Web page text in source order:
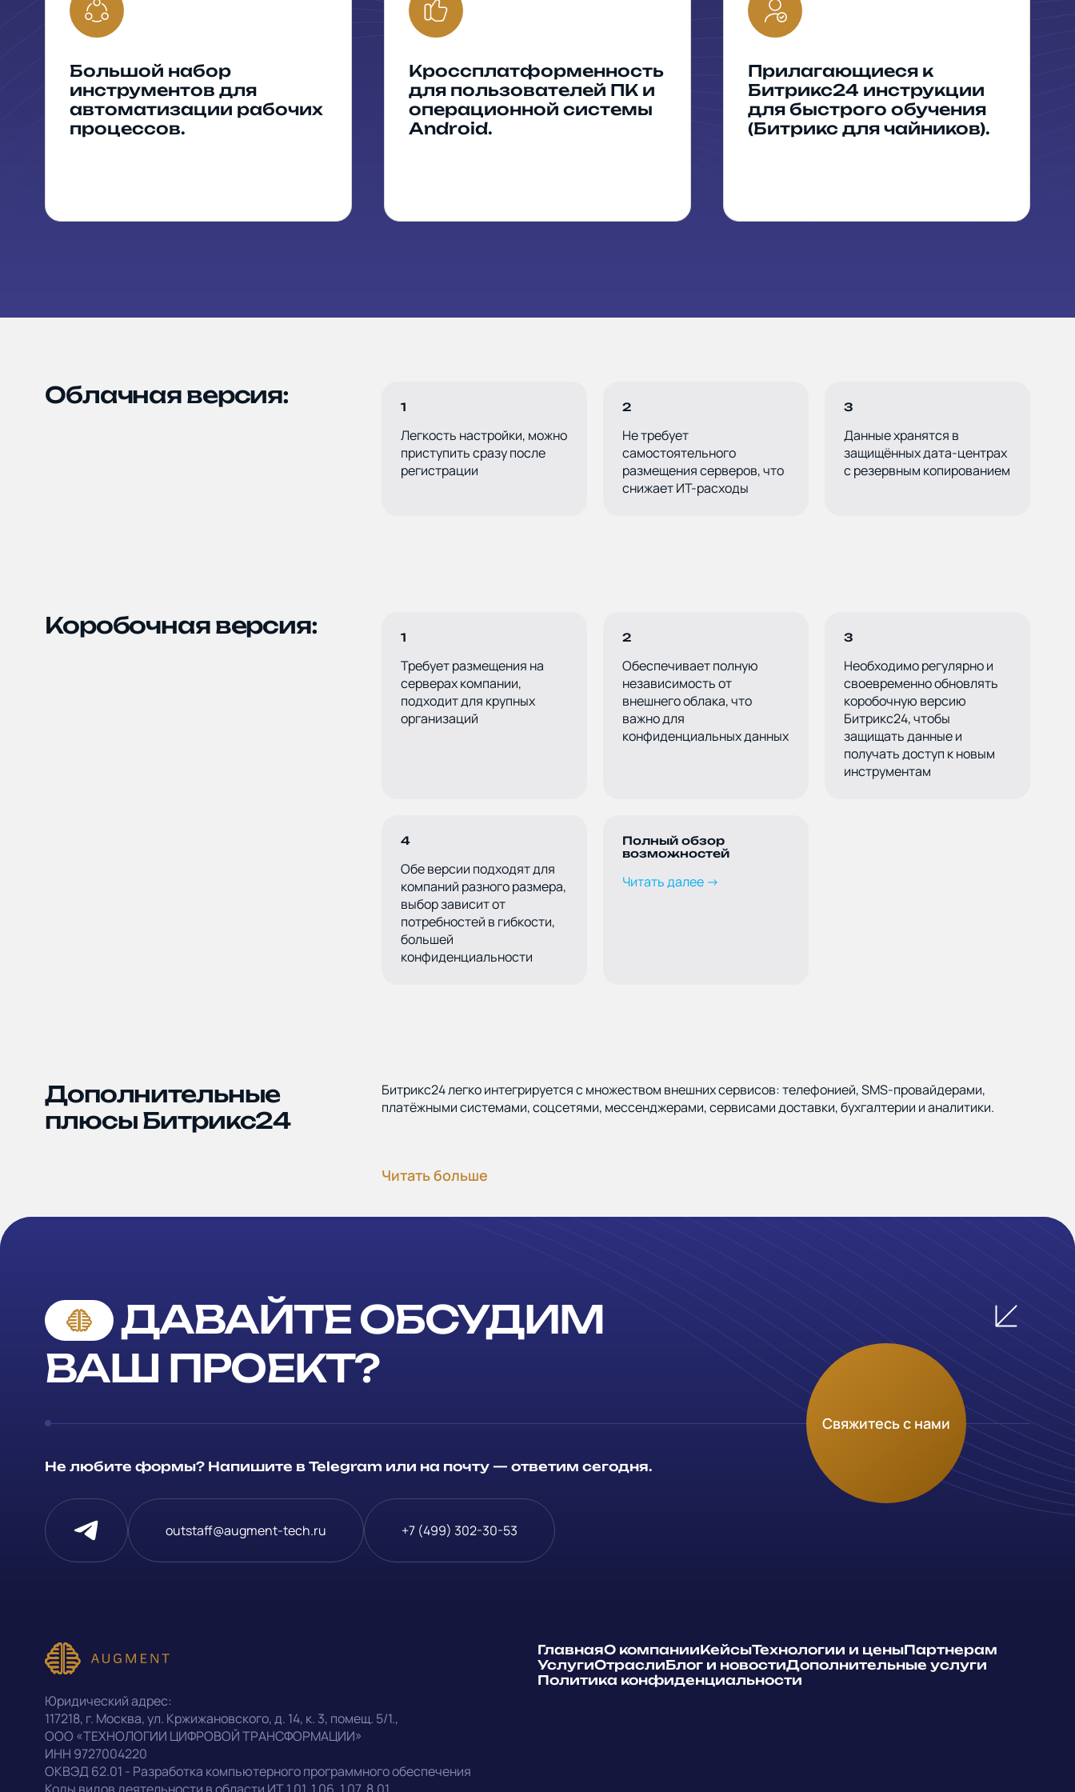
outstaff@augment-tech.ru
+7 (499) 302-30-53
Оставить заявку
Большой набор
инструментов для
автоматизации рабочих
процессов.
Кроссплатформенность
для пользователей ПК и
операционной системы
Android.
Прилагающиеся к
Битрикс24 инструкции
для быстрого обучения
(Битрикс для чайников).
Облачная версия: 1
Легкость настройки, можно
приступить сразу после
регистрации
2
Не требует
самостоятельного
размещения серверов, что
снижает ИТ-расходы
3
Данные хранятся в
защищённых дата-центрах
с резервным копированием
Коробочная версия: 1
Требует размещения на
серверах компании,
подходит для крупных
организаций
2
Обеспечивает полную
независимость от
внешнего облака, что
важно для
конфиденциальных данных
3
Необходимо регулярно и
своевременно обновлять
коробочную версию
Битрикс24, чтобы
защищать данные и
получать доступ к новым
инструментам
4
Обе версии подходят для
компаний разного размера,
выбор зависит от
потребностей в гибкости,
большей
конфиденциальности
Полный обзор
возможностей
Читать далее →
Дополнительные
плюсы Битрикс24
Битрикс24 легко интегрируется с множеством внешних сервисов: телефонией, SMS‑провайдерами,
платёжными системами, соцсетями, мессенджерами, сервисами доставки, бухгалтерии и аналитики.
ДАВАЙТЕ ОБСУДИМ
ВАШ ПРОЕКТ?
Свяжитесь с нами
Не любите формы? Напишите в Telegram или на почту — ответим сегодня.
outstaff@augment-tech.ru +7 (499) 302-30-53
Юридический адрес:
117218, г. Москва,ул. Кржижановского, д. 14, к. 3, помещ. 5/1.,
ООО «ТЕХНОЛОГИИ ЦИФРОВОЙ ТРАНСФОРМАЦИИ»
ИНН 9727004220
ОКВЭД 62.01 - Разработка компьютерного программного обеспечения
ГлавнаяО компанииКейсыТехнологии и ценыПартнерам
УслугиОтраслиБлог и новостиДополнительные услуги
Политика конфиденциальности
Заполните и отправьте данные и мы свяжемся с вами в течение рабочего дня
Телефон* или E-mail*
WhatsApp
Напишите, какие специалисты, в каком количестве и как срочно нужны на ваш
персональных данных
конфиденциальности